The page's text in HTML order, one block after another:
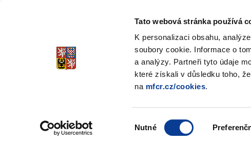
Tato webová stránka používá
K personalizaci obsahu,
soubory cookie. Informace o
a analýzy. Partneři tyto údaje
které získali v důsledku toho,
na mfcr.cz/cookies.
souhlasu
Nutné
EEA and Norway
CHOOSE AN AREA:
SOCIAL DIALOGUE ENVIRONMENT